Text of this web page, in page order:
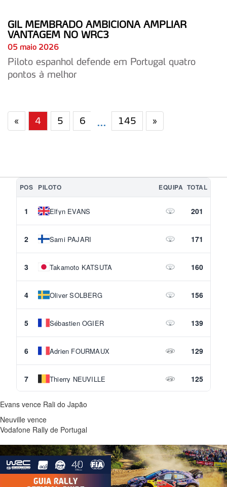
Realçamos que o bloqueio de certo tipo de Cookies e
tecnologias similares pode ter impacto na sua
experiência de navegação no Website e nos serviços
disponibilizados.
GIL MEMBRADO AMBICIONA AMPLIAR
VANTAGEM NO WRC3
05 maio 2026
Piloto espanhol defende em Portugal quatro
pontos à melhor
« 4 5 6 ... 145 »
POS PILOTO EQUIPA TOTAL
1 Elfyn EVANS 201
2 Sami PAJARI 171
3 Takamoto KATSUTA 160
4 Oliver SOLBERG 156
5 Sébastien OGIER 139
6 Adrien FOURMAUX 129
7 Thierry NEUVILLE 125
8 Esapekka LAPPI
9 Hayden PADDON
10 Joshua MCERLEAN 21
Evans vence Rali do Japão
Neuville vence
Vodafone Rally de Portugal